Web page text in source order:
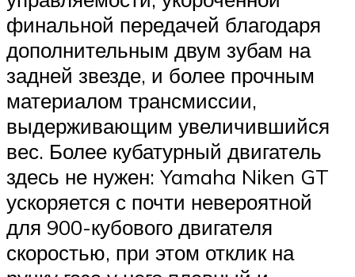
финальной передачей благодаря
дополнительным двум зубам на
задней звезде, и более прочным
материалом трансмиссии,
выдерживающим увеличившийся
вес. Более кубатурный двигатель
здесь не нужен: Yamaha Niken GT
ускоряется с почти невероятной
для 900-кубового двигателя
скоростью, при этом отклик на